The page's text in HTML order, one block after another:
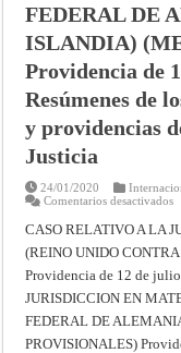
FEDERAL DE
ISLANDIA)
Providencia de
Resúmenes de
y providencias
Justicia
24/01/2020
Comentarios desactivadosen
A
CASO RELATIVO A LA
(REINO UNIDO
Providencia de 12 de
JURISDICCION EN
FEDERAL DE
PROVISIONALES)